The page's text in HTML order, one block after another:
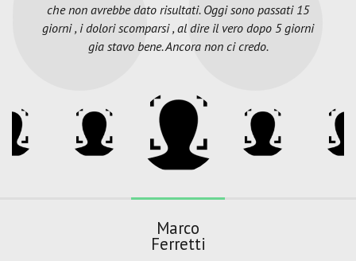
che non avrebbe dato risultati. Oggi sono passati 15
giorni , i dolori scomparsi , al dire il vero dopo 5 giorni
gia stavo bene. Ancora non ci credo.
Marco
Ferretti